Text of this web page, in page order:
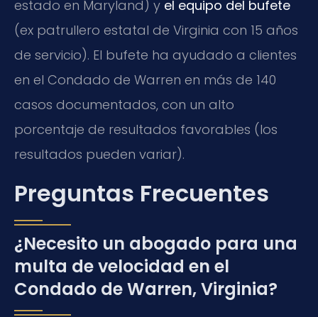
estado en Maryland) y el equipo del bufete
(ex patrullero estatal de Virginia con 15 años
de servicio). El bufete ha ayudado a clientes
en el Condado de Warren en más de 140
casos documentados, con un alto
porcentaje de resultados favorables (los
resultados pueden variar).
Preguntas Frecuentes
¿Necesito un abogado para una
multa de velocidad en el
Condado de Warren, Virginia?